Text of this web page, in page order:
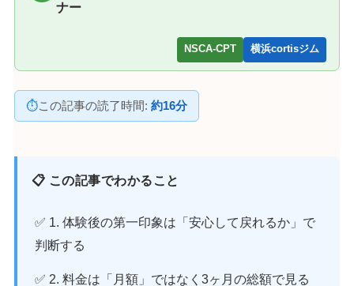
ナー
NSCA-CPT 横浜cortisジム
⏱この記事の読了時間: 約16分
📋 この記事でわかること
✅ 1. 体験後の第一印象は「安心して戻れるか」で
判断する
✅ 2. 料金は「月額」ではなく3ヶ月の総額で見る